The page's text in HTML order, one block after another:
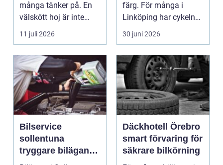
många tänker på. En
välskött hoj är inte
bara en fråga...
11 juli 2026
färg. För många i
Linköping har cykeln
blivit en viktig d...
30 juni 2026
Bilservice
sollentuna
tryggare bilägande
året runt
Däckhotell Örebro
smart förvaring för
säkrare bilkörning